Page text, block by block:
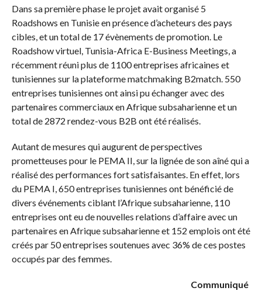
Dans sa première phase le projet avait organisé 5
Roadshows en Tunisie en présence d’acheteurs des pays
cibles, et un total de 17 évènements de promotion. Le
Roadshow virtuel, Tunisia-Africa E-Business Meetings, a
récemment réuni plus de 1100 entreprises africaines et
tunisiennes sur la plateforme matchmaking B2match. 550
entreprises tunisiennes ont ainsi pu échanger avec des
partenaires commerciaux en Afrique subsaharienne et un
total de 2872 rendez-vous B2B ont été réalisés.
Autant de mesures qui augurent de perspectives
prometteuses pour le PEMA II, sur la lignée de son aîné qui a
réalisé des performances fort satisfaisantes. En effet, lors
du PEMA I, 650 entreprises tunisiennes ont bénéficié de
divers événements ciblant l’Afrique subsaharienne, 110
entreprises ont eu de nouvelles relations d’affaire avec un
partenaires en Afrique subsaharienne et 152 emplois ont été
créés par 50 entreprises soutenues avec 36% de ces postes
occupés par des femmes.
Communiqué